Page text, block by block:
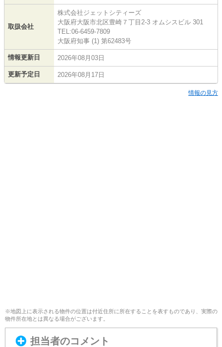
取扱会社
株式会社ジェットシティーズ
大阪府大阪市北区豊崎７丁目2-3 オムシスビル 301
TEL:06-6459-7809
大阪府知事 (1) 第62483号
情報更新日 2026年08月03日
更新予定日 2026年08月17日
情報の見方
※地図上に表示される物件の位置は付近住所に所在することを表すものであり、実際の
物件所在地とは異なる場合がございます。
担当者のコメント